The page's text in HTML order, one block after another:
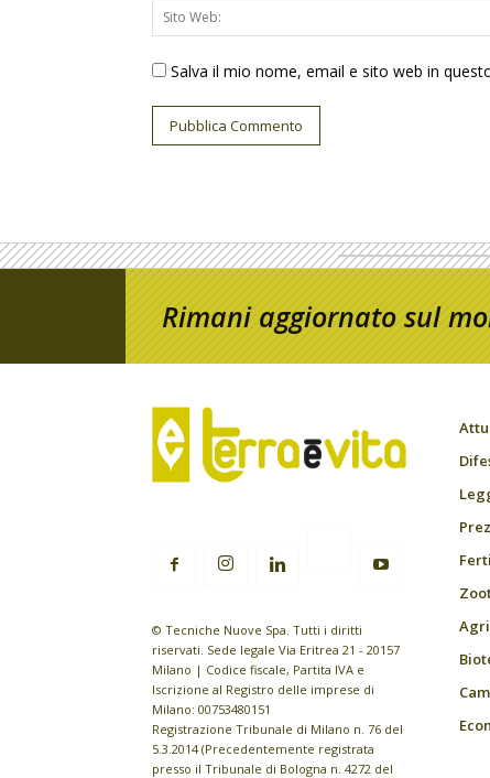
Salva il mio nome, email e sito web in
Rimani aggiornato sul
© Tecniche Nuove Spa. Tutti i diritti
riservati. Sede legale Via Eritrea 21 - 20157
Milano | Codice fiscale, Partita IVA e
Iscrizione al Registro delle imprese di
Milano: 00753480151
Registrazione Tribunale di Milano n. 76 del
5.3.2014 (Precedentemente registrata
presso il Tribunale di Bologna n. 4272 del